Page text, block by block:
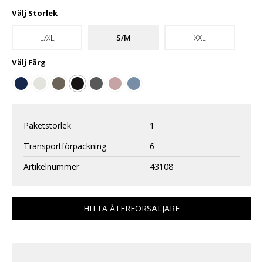
Välj Storlek
L/XL S/M XXL
Välj Färg
Paketstorlek
1
Transportförpackning
6
Artikelnummer
43108
HITTA ÅTERFÖRSÄLJARE